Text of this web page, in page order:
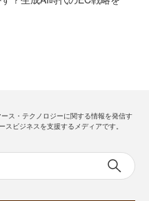
ス・テクノロジーに関する情報を発信す
スビジネスを支援するメディアです。